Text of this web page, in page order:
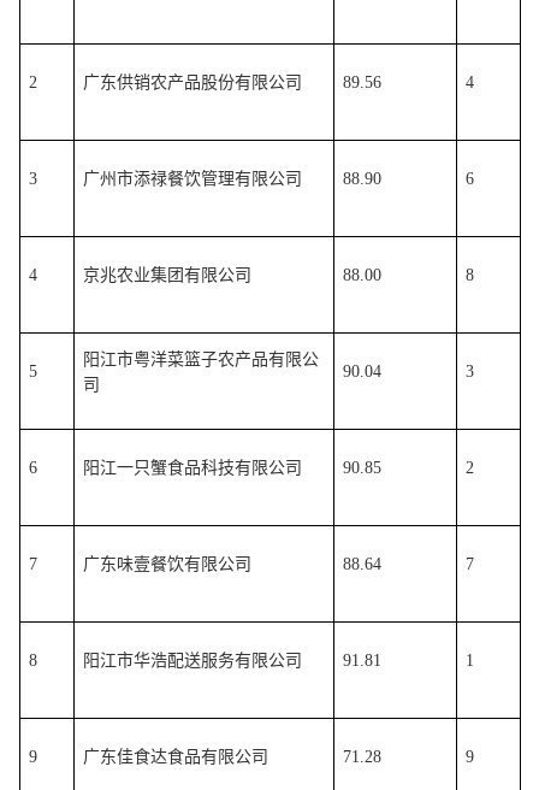
2 广东供销农产品股份有限公司 89.56 4
3 广州市添禄餐饮管理有限公司 88.90 6
4 京兆农业集团有限公司 88.00 8
5
阳江市粤洋菜篮子农产品有限公
司
90.04 3
6 阳江一只蟹食品科技有限公司 90.85 2
7 广东味壹餐饮有限公司 88.64 7
8 阳江市华浩配送服务有限公司 91.81 1
9 广东佳食达食品有限公司 71.28 9